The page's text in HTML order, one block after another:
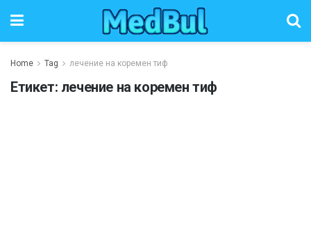
Home Tag лечение на коремен тиф
Етикет: лечение на коремен тиф